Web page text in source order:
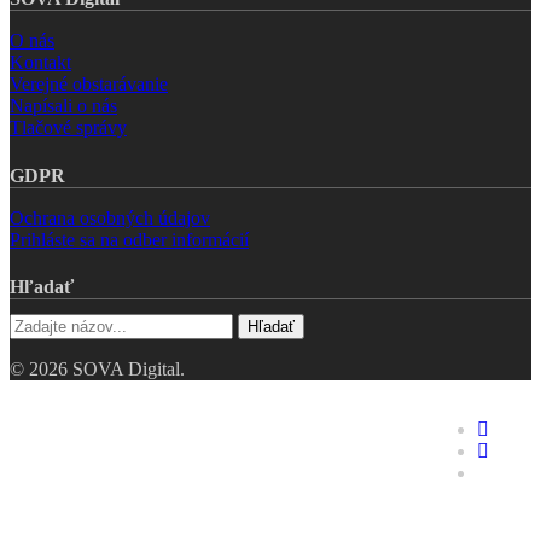
O nás
Kontakt
Verejné obstarávanie
Napísali o nás
Tlačové správy
GDPR
Ochrana osobných údajov
Prihláste sa na odber informácií
Hľadať
Hľadať
© 2026 SOVA Digital.
linkedin